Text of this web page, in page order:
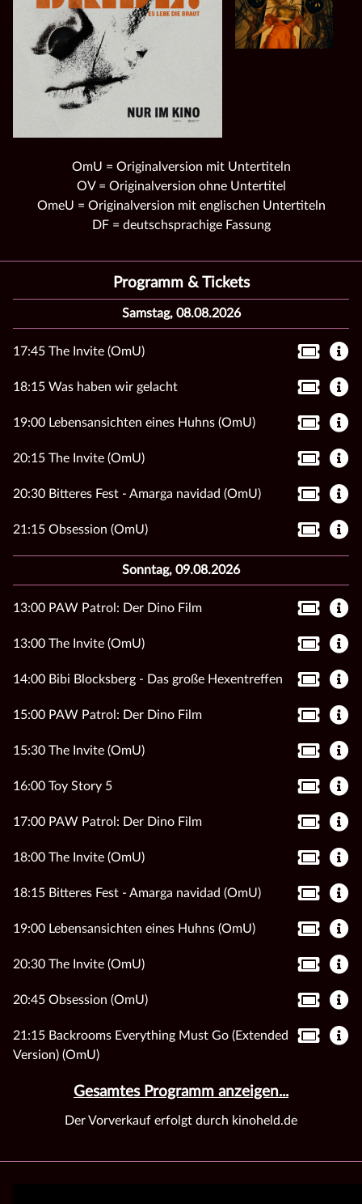
OmU = Originalversion mit Untertiteln
OV = Originalversion ohne Untertitel
OmeU = Originalversion mit englischen Untertiteln
DF = deutschsprachige Fassung
Programm & Tickets
Samstag, 08.08.2026
17:45 The Invite (OmU)
18:15 Was haben wir gelacht
19:00 Lebensansichten eines Huhns (OmU)
20:15 The Invite (OmU)
20:30 Bitteres Fest - Amarga navidad (OmU)
21:15 Obsession (OmU)
Sonntag, 09.08.2026
13:00 PAW Patrol: Der Dino Film
13:00 The Invite (OmU)
14:00 Bibi Blocksberg - Das große Hexentreffen
15:00 PAW Patrol: Der Dino Film
15:30 The Invite (OmU)
16:00 Toy Story 5
17:00 PAW Patrol: Der Dino Film
18:00 The Invite (OmU)
18:15 Bitteres Fest - Amarga navidad (OmU)
19:00 Lebensansichten eines Huhns (OmU)
20:30 The Invite (OmU)
20:45 Obsession (OmU)
21:15 Backrooms Everything Must Go (Extended
Version) (OmU)
Gesamtes Programm anzeigen...
Der Vorverkauf erfolgt durch kinoheld.de